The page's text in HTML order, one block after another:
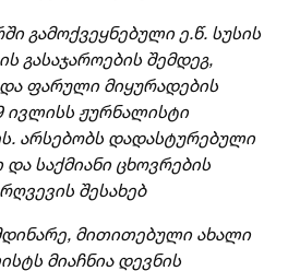
გამოქვეყნებული ე.წ. სუსის
გასაჯაროების შემდეგ,
ფარული მიყურადების
ივლისს ჟურნალისტი
არსებობს დადასტურებული
საქმიანი ცხოვრების
შესახებ
მითითებული ახალი
მიაჩნია დევნის